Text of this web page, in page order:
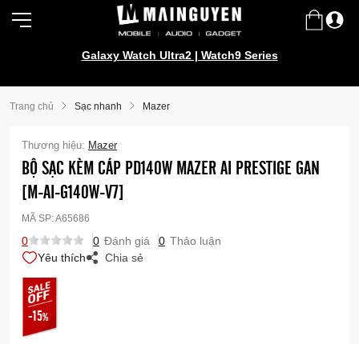
Galaxy Watch Ultra2 | Watch9 Series
Trang chủ Sạc nhanh Mazer
Thương hiệu: Mazer
BỘ SẠC KÈM CÁP PD140W MAZER AI PRESTIGE GAN
[M-AI-G140W-V7]
MÃ SP:A65686
0 0 Đánh giá 0 Thảo luận
Yêu thích
Chia sẻ
-15%